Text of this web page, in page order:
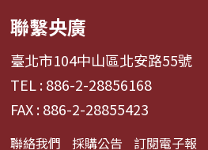
聯繫央廣
臺北市104中山區北安路55號
TEL : 886-2-28856168
FAX : 886-2-28855423
聯絡我們 採購公告 訂閱電子報